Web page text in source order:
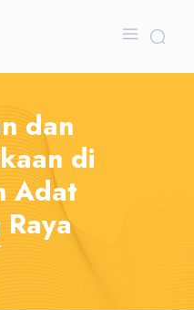
dan
di
Adat